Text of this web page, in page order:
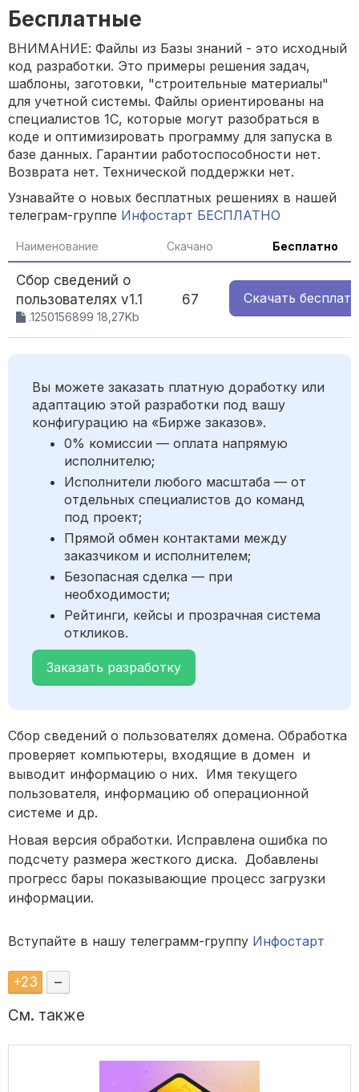
Бесплатные
ВНИМАНИЕ: Файлы из Базы знаний - это исходный
код разработки. Это примеры решения задач,
шаблоны, заготовки, "строительные материалы"
для учетной системы. Файлы ориентированы на
специалистов 1С, которые могут разобраться в
коде и оптимизировать программу для запуска в
базе данных. Гарантии работоспособности нет.
Возврата нет. Технической поддержки нет.
Узнавайте о новых бесплатных решениях в нашей
телеграм-группе Инфостарт БЕСПЛАТНО
Наименование Скачано Бесплатно
Сбор сведений о
пользователях v1.1
.1250156899 18,27Kb
67 Скачать
Вы можете заказать платную доработку или
адаптацию этой разработки под вашу
конфигурацию на «Бирже заказов».
0% комиссии — оплата напрямую
исполнителю;
Исполнители любого масштаба — от
отдельных специалистов до команд
под проект;
Прямой обмен контактами между
заказчиком и исполнителем;
Безопасная сделка — при
необходимости;
Рейтинги, кейсы и прозрачная система
откликов.
Заказать разработку
Сбор сведений о пользователях домена. Обработка
проверяет компьютеры, входящие в домен и
выводит информацию о них. Имя текущего
пользователя, информацию об операционной
системе и др.
Новая версия обработки. Исправлена ошибка по
подсчету размера жесткого диска. Добавлены
прогресс бары показывающие процесс загрузки
информации.
Вступайте в нашу телеграмм-группу Инфостарт
+23 –
См. также